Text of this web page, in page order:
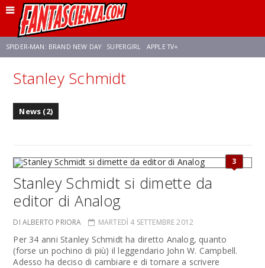
SPIDER-MAN: BRAND NEW DAY SUPERGIRL APPLE TV+
FRANCO RICCIARDIELLO ZENDAYA AVENGERS: DOOMSDAY
Stanley Schmidt
News (2)
3
Stanley Schmidt si dimette da
editor di Analog
DI ALBERTO PRIORA MARTEDÌ 4 SETTEMBRE 2012
Per 34 anni Stanley Schmidt ha diretto Analog, quanto
(forse un pochino di più) il leggendario John W. Campbell.
Adesso ha deciso di cambiare e di tornare a scrivere